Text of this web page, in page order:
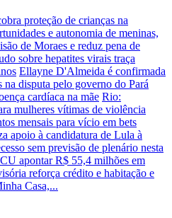
proteção de crianças na
e autonomia de meninas,
de Moraes e reduz pena de
sobre hepatites virais traça
Ellayne D'Almeida é confirmada
disputa pelo governo do Pará
cardíaca na mãe Rio:
mulheres vítimas de violência
mensais para vício em bets
apoio à candidatura de Lula à
sem previsão de plenário nesta
apontar R$ 55,4 milhões em
reforça crédito e habitação e
Casa,...